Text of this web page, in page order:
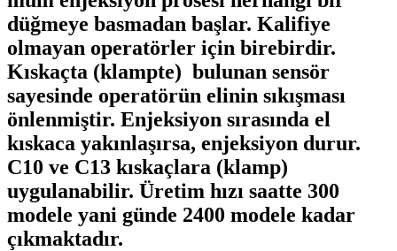
düğmeye basmadan başlar. Kalifiye
olmayan operatörler için birebirdir.
Kıskaçta (klampte) bulunan sensör
sayesinde operatörün elinin sıkışması
önlenmiştir. Enjeksiyon sırasında el
kıskaca yakınlaşırsa, enjeksiyon durur.
C10 ve C13 kıskaçlara (klamp)
uygulanabilir. Üretim hızı saatte 300
modele yani günde 2400 modele kadar
çıkmaktadır.